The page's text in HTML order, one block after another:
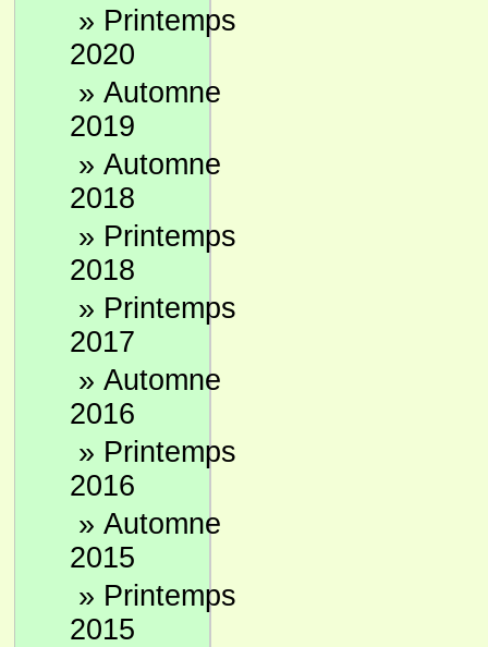
» Printemps
2020
» Automne
2019
» Automne
2018
» Printemps
2018
» Printemps
2017
» Automne
2016
» Printemps
2016
» Automne
2015
» Printemps
2015